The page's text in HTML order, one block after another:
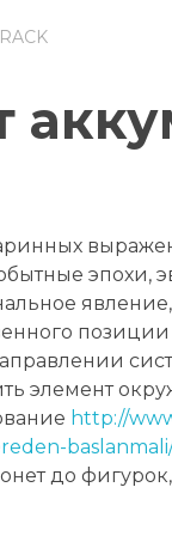
эпохи,
элемент
http://
до